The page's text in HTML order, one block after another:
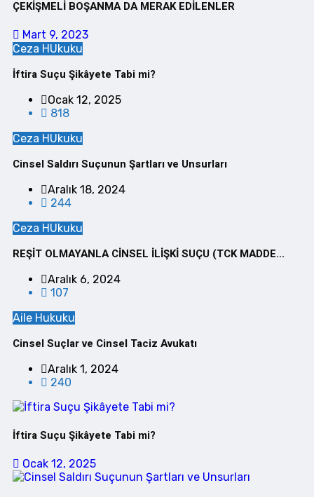
ÇEKİŞMELİ BOŞANMA DA MERAK EDİLENLER
Mart 9, 2023
Ceza HUkuku
İftira Suçu Şikâyete Tabi mi?
Ocak 12, 2025
818
Ceza HUkuku
Cinsel Saldırı Suçunun Şartları ve Unsurları
Aralık 18, 2024
244
Ceza HUkuku
REŞİT OLMAYANLA CİNSEL İLİŞKİ SUÇU (TCK MADDE...
Aralık 6, 2024
107
Aile Hukuku
Cinsel Suçlar ve Cinsel Taciz Avukatı
Aralık 1, 2024
240
İftira Suçu Şikâyete Tabi mi?
Ocak 12, 2025